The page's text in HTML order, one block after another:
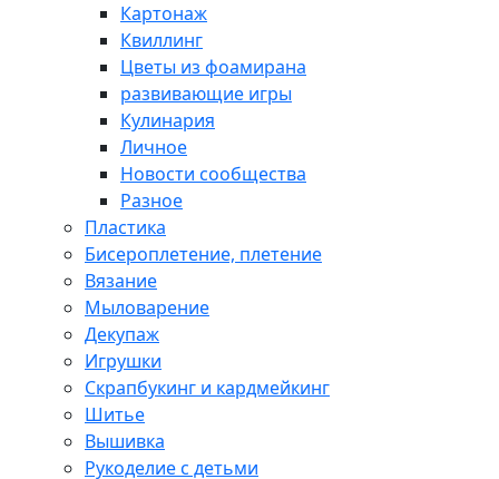
Картонаж
Квиллинг
Цветы из фоамирана
развивающие игры
Кулинария
Личное
Новости сообщества
Разное
Пластика
Бисероплетение, плетение
Вязание
Мыловарение
Декупаж
Игрушки
Скрапбукинг и кардмейкинг
Шитье
Вышивка
Рукоделие с детьми